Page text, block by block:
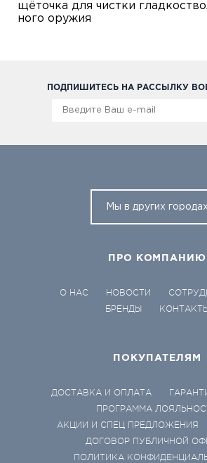
щёточка для чистки
ного оружия
ПОДПИШИТЕСЬ НА РАССЫЛКУ
Мы в других городах
ПРО КОМПАНИЮ
О НАС НОВОСТИ
БРЕНДЫ
ПОКУПАТЕЛЯМ
ДОСТАВКА И ОПЛАТА
ПРОГРАММА
АКЦИИ И СПЕЦ ПРЕДЛОЖЕНИЯ
ДОГОВОР ПУБЛИЧНОЙ
ПОЛИТИКА